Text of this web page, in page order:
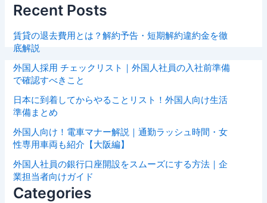
Recent Posts
賃貸の退去費用とは？解約予告・短期解約違約金を徹
底解説
外国人採用 チェックリスト｜外国人社員の入社前準備
で確認すべきこと
日本に到着してからやることリスト！外国人向け生活
準備まとめ
外国人向け！電車マナー解説｜通勤ラッシュ時間・女
性専用車両も紹介【大阪編】
外国人社員の銀行口座開設をスムーズにする方法｜企
業担当者向けガイド
Categories